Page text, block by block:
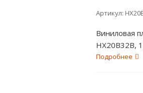
Артикул:
Виниловая
HX20B32B,
Подробнее